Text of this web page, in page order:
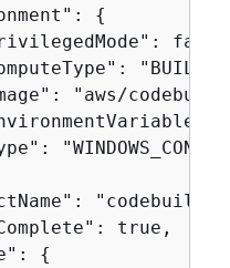
{
"aws/
"codebuild-
true,
{